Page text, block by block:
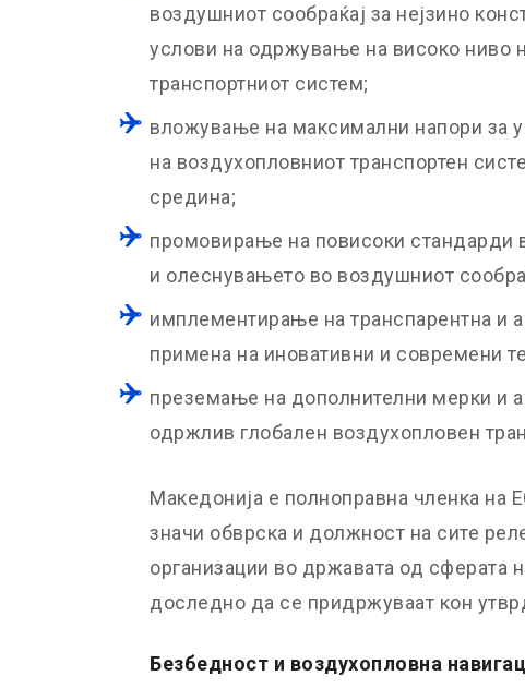
воздушниот сообраќај за нејзино
услови на одржување на високо ниво
транспортниот систем;
вложување на максимални напори за
на воздухопловниот транспортен
средина;
промовирање на повисоки стандарди
и олеснувањето во воздушниот
имплементирање на транспарентна и
примена на иновативни и современи
преземање на дополнителни мерки и
одржлив глобален воздухопловен
Македонија е полноправна членка на
значи обврска и должност на сите
организации во државата од сферата
доследно да се придржуваат кон
Безбедност и воздухопловна